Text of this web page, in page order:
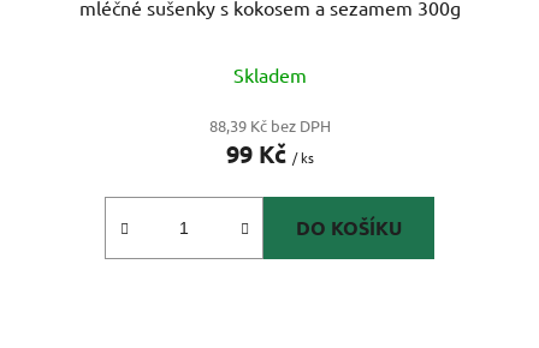
mléčné sušenky s kokosem a sezamem 300g
Skladem
88,39 Kč bez DPH
99 Kč / ks
DO KOŠÍKU